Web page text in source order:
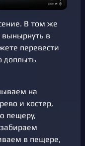
В том же
вынырнуть в
перевести
доплыть
на
и костер,
пещеру,
в пещере,